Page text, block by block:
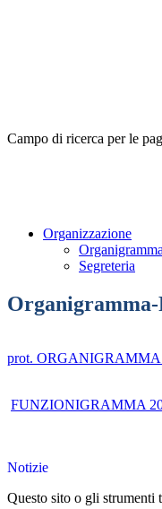
Campo di ricerca per le
Organizzazione
Segreteria
prot. ORGANIGRAMMA
FUNZIONIGRAMMA
Notizie
Questo sito o gli strumenti